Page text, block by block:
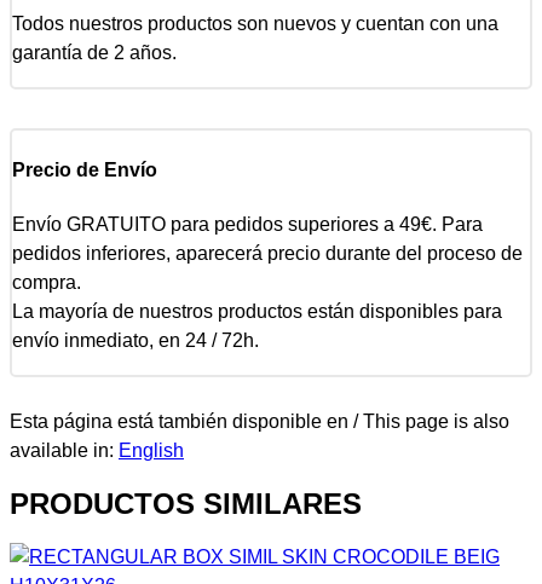
Todos nuestros productos son nuevos y cuentan con una
garantía de 2 años.
Precio de Envío
Envío GRATUITO para pedidos superiores a 49€. Para
pedidos inferiores, aparecerá precio durante del proceso de
compra.
La mayoría de nuestros productos están disponibles para
envío inmediato, en 24 / 72h.
Esta página está también disponible en / This page is also
available in: English
PRODUCTOS SIMILARES